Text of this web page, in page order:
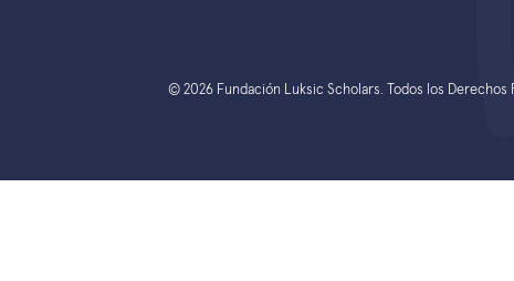
© 2026 Fundación Luksic Scholars. Todos los Derechos